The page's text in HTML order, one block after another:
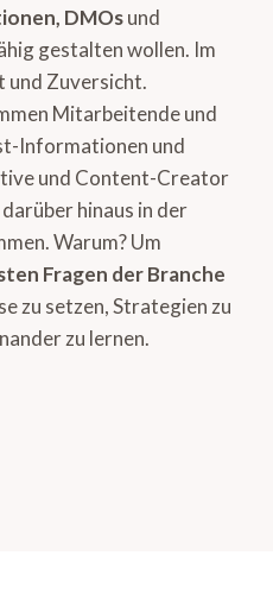
DMOsund
gestalten wollen. Im
Zuversicht.
Mitarbeitende und
Informationen und
und Content-Creator
hinaus in der
Warum? Um
Fragen der Branche
zu setzen, Strategien zu
zu lernen.